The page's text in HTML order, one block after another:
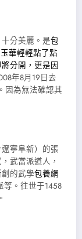
分美麗。是包
華輕輕點了點
分開，更是因
年8月19日去
因為無法確認其
寧阜新）的張
武當派道人，
的武學包養網
等。往世于1458